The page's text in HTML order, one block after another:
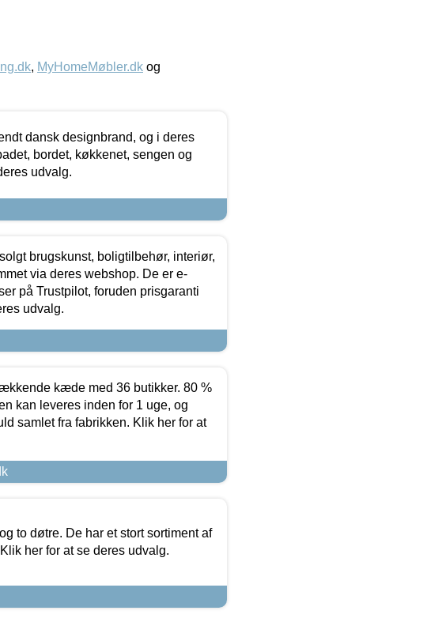
, MyHomeMøbler.dk og
dansk designbrand, og i deres
bordet, køkkenet, sengen og
udvalg.
brugskunst, boligtilbehør, interiør,
via deres webshop. De er e-
på Trustpilot, foruden prisgaranti
udvalg.
kæde med 36 butikker. 80 %
kan leveres inden for 1 uge, og
samlet fra fabrikken. Klik her for at
to døtre. De har et stort sortiment af
her for at se deres udvalg.